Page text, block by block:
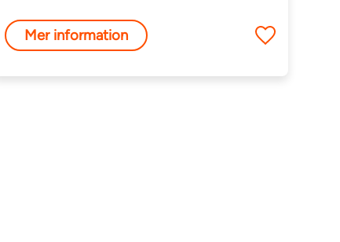
Mer information